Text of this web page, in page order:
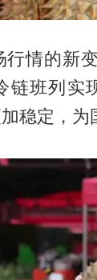
行情的新
链班列实
稳定，为